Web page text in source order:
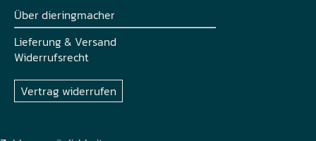
Über dieringmacher
Lieferung & Versand
Widerrufsrecht
Vertrag widerrufen